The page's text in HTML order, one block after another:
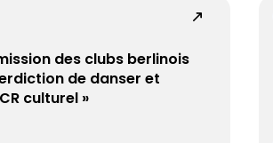
des clubs berlinois
de danser et
culturel »